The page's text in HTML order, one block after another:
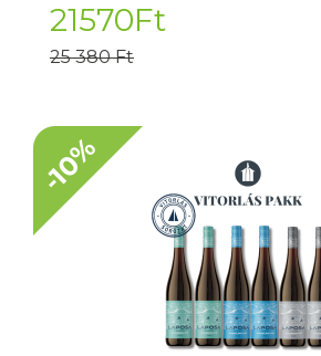
21570Ft
25 380 Ft
-10%